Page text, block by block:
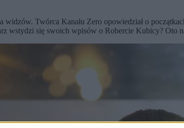
Twórca Kanału Zero opowiedział o
wstydzi się swoich wpisów o Robercie Kubicy? Oto